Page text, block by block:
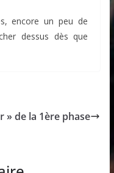
encore un peu de
dessus dès que
» de la 1ère phase